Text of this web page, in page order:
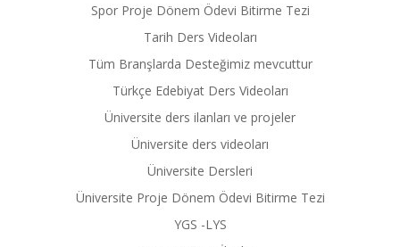
Spor Proje Dönem Ödevi Bitirme Tezi
Tarih Ders Videoları
Tüm Branşlarda Desteğimiz mevcuttur
Türkçe Edebiyat Ders Videoları
Üniversite ders ilanları ve projeler
Üniversite ders videoları
Üniversite Dersleri
Üniversite Proje Dönem Ödevi Bitirme Tezi
YGS -LYS